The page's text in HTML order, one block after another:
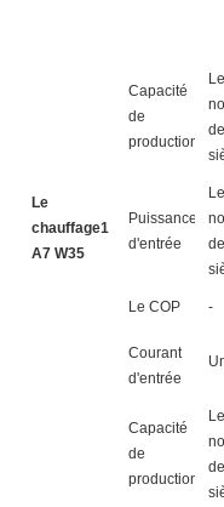
Le
chauffage1
A7 W35
Capacité
de
production
Le
de
Puissance
d'entrée
Le
de
Le COP -
Courant
d'entrée
Capacité
de
production
Le
de